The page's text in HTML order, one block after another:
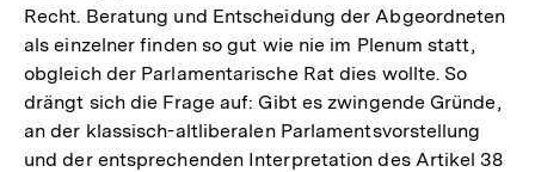
Recht. Beratung und Entscheidung der Abgeordneten
als einzelner finden so gut wie nie im Plenum statt,
obgleich der Parlamentarische Rat dies wollte. So
drängt sich die Frage auf: Gibt es zwingende Gründe,
an der klassisch-altliberalen Parlamentsvorstellung
und der entsprechenden Interpretation des Artikel 38